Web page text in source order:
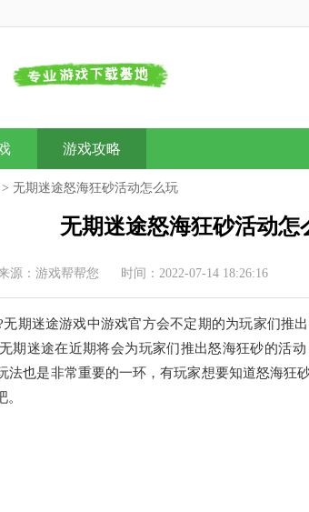
游戏攻略
> 无期迷途怒海狂砂活动怎么玩
无期迷途怒海狂砂活动怎
源：游戏帮帮您 时间：2022-07-14 18:26:16
期迷途游戏中游戏官方会不定期的为玩家们推
期迷途在近期将会为玩家们推出怒海狂砂的活
法也是非常重要的一环，有玩家想要知道怒海狂